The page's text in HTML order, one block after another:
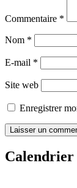
Commentaire *
Nom *
E-mail *
Site web
Enregistrer
Calendrier